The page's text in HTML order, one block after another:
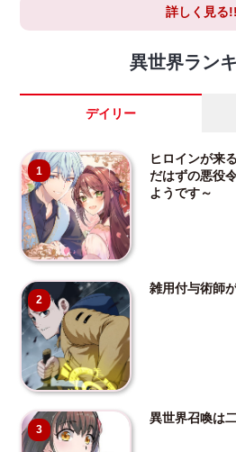
詳しく見る!!
異世界ラン
デイリー
1
ヒロインが来
だはずの悪役
ようです～
2
雑用付与術師
3
異世界召喚は